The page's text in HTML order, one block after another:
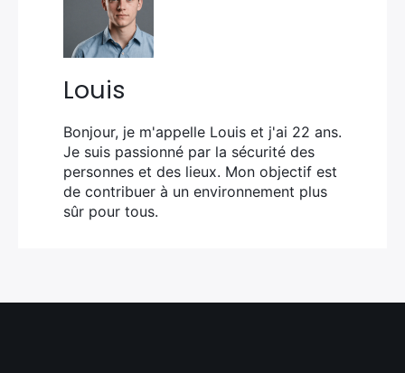
Louis
Bonjour, je m'appelle Louis et j'ai 22 ans.
Je suis passionné par la sécurité des
personnes et des lieux. Mon objectif est
de contribuer à un environnement plus
sûr pour tous.